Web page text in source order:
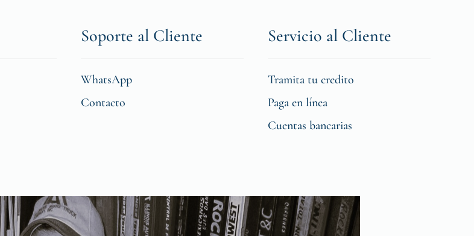
Soporte al Cliente
WhatsApp
Contacto
Servicio al Cliente
Tramita tu credito
Paga en línea
Cuentas bancarias